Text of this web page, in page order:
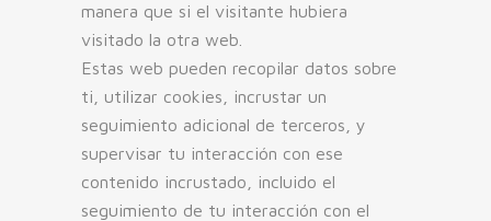
manera que si el visitante hubiera
visitado la otra web.
Estas web pueden recopilar datos sobre
ti, utilizar cookies, incrustar un
seguimiento adicional de terceros, y
supervisar tu interacción con ese
contenido incrustado, incluido el
seguimiento de tu interacción con el